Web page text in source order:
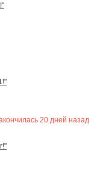
20 дней назад